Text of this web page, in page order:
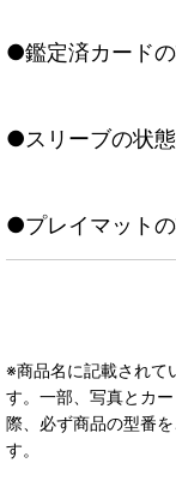
●鑑定済カード
●スリーブの状
●プレイマット
※商品名に記載されて
す。一部、写真とカ
際、必ず商品の型番
す。